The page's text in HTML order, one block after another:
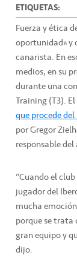
ETIQUETAS:
Fuerza y ética
oportunidad” y
canarista. En
medios, en su
durante una
Training (T3).
que procede
por Gregor
responsable
“Cuando el
jugador del
mucha
porque se
gran equipo y
dijo.